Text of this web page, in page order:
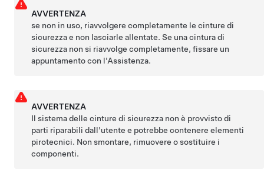
AVVERTENZA
se non in uso, riavvolgere completamente le cinture di
sicurezza e non lasciarle allentate. Se una cintura di
sicurezza non si riavvolge completamente, fissare un
appuntamento con l'Assistenza.
AVVERTENZA
Il sistema delle cinture di sicurezza non è provvisto di
parti riparabili dall'utente e potrebbe contenere elementi
pirotecnici. Non smontare, rimuovere o sostituire i
componenti.